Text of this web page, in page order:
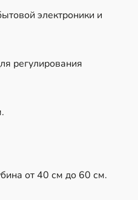
электроники и
регулирования
от 40 см до 60 см.